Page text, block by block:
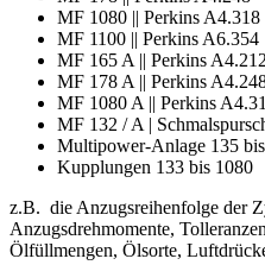
MF 1080 || Perkins A4.318
MF 1100 || Perkins A6.354
MF 165 A || Perkins A4.212
MF 178 A || Perkins
MF 1080 A || Perkins
MF 132 / A |
Multipower-Anlage 135
Kupplungen 133 bis 1080
z.B. die Anzugsreihenfolge der
Anzugsdrehmomente,
Ölfüllmengen, Ölsorte,